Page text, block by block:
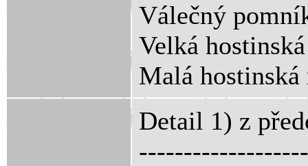
Válečný
Velká
Malá
Detail 1) z